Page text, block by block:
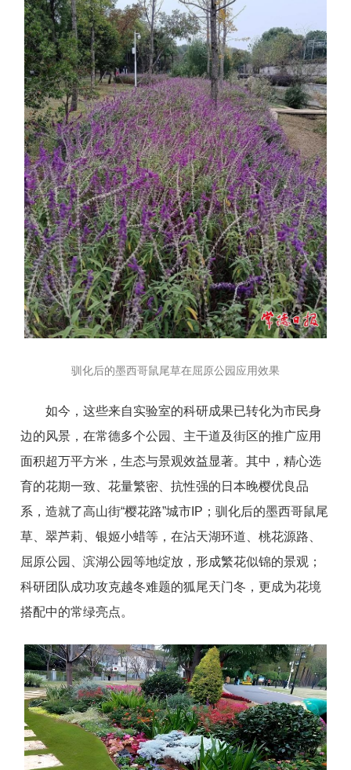
驯化后的墨西哥鼠尾草在屈原公园应用效果
如今，这些来自实验室的科研成果已转化为市民身
边的风景，在常德多个公园、主干道及街区的推广应用
面积超万平方米，生态与景观效益显著。其中，精心选
育的花期一致、花量繁密、抗性强的日本晚樱优良品
系，造就了高山街“樱花路”城市IP；驯化后的墨西哥鼠尾
草、翠芦莉、银姬小蜡等，在沾天湖环道、桃花源路、
屈原公园、滨湖公园等地绽放，形成繁花似锦的景观；
科研团队成功攻克越冬难题的狐尾天门冬，更成为花境
搭配中的常绿亮点。